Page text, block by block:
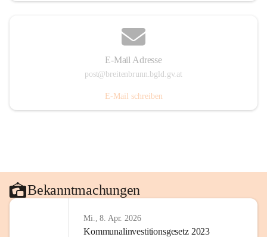
E-Mail Adresse
post@breitenbrunn.bgld.gv.at
E-Mail schreiben
Bekanntmachungen
Mi., 8. Apr. 2026
Kommunalinvestitionsgesetz 2023